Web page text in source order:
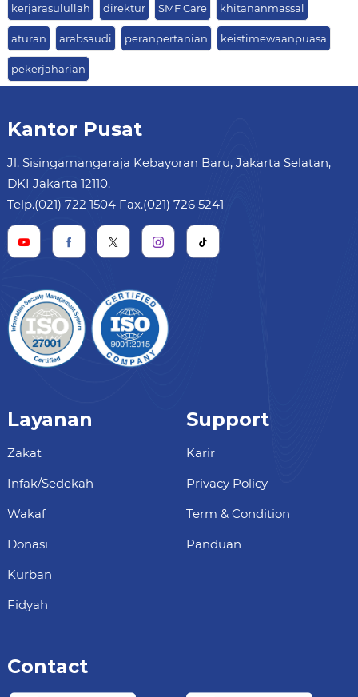
kerjarasulullah direktur SMF Care khitananmassal
aturan arabsaudi peranpertanian keistimewaanpuasa
pekerjaharian
Kantor Pusat
Jl. Sisingamangaraja Kebayoran Baru, Jakarta Selatan,
DKI Jakarta 12110.
Telp.(021) 722 1504 Fax.(021) 726 5241
Layanan
Zakat
Infak/Sedekah
Wakaf
Donasi
Kurban
Fidyah
Support
Karir
Privacy Policy
Term & Condition
Panduan
Contact